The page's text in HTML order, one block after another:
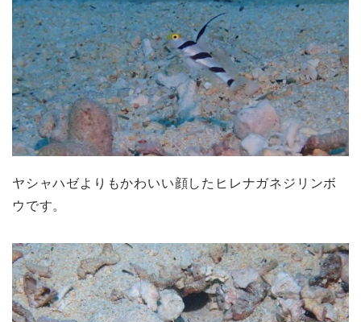
ヤシャハゼよりもかわいい顔したヒレナガネジリンボ
ウです。